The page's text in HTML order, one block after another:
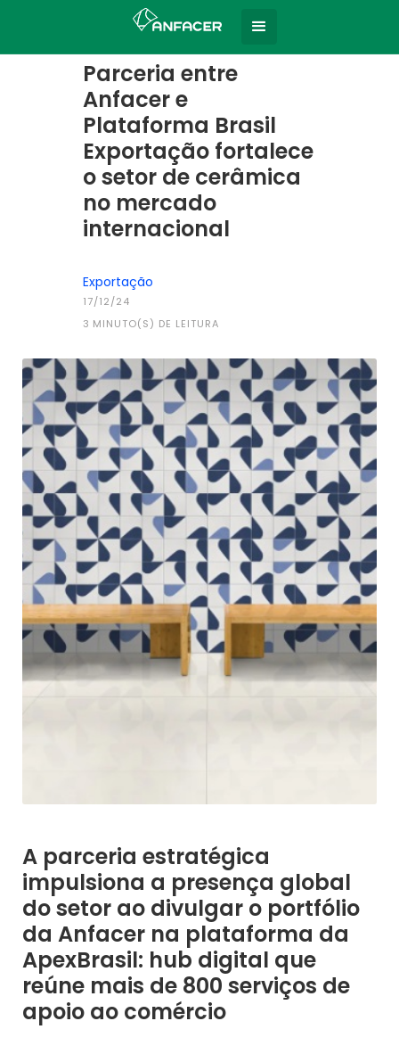
Todas as notícias
Parceria entre
Anfacer e
Plataforma Brasil
Exportação fortalece
o setor de cerâmica
no mercado
internacional
Exportação
17/12/24
3 MINUTO(S) DE LEITURA
A parceria estratégica
impulsiona a presença global
do setor ao divulgar o portfólio
da Anfacer na plataforma da
ApexBrasil: hub digital que
reúne mais de 800 serviços de
apoio ao comércio